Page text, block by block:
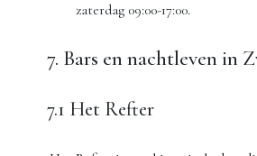
zaterdag 09:00-17:00.
7. Bars en nachtleven in
7.1 Het Refter